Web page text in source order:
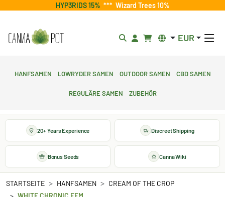
HYP3RIDS 15% *** Wizard Trees 10%
EUR
Hanfsamen Lowryder Samen Outdoor Samen CBD Samen
Reguläre Samen Zubehör
20+ Years Experience Discreet Shipping
Bonus Seeds Canna Wiki
STARTSEITE HANFSAMEN
CREAM OF THE CROP